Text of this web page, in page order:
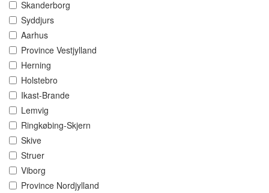
Skanderborg
Syddjurs
Aarhus
Province Vestjylland
Herning
Holstebro
Ikast-Brande
Lemvig
Ringkøbing-Skjern
Skive
Struer
Viborg
Province Nordjylland